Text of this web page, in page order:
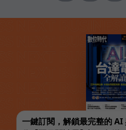
一鍵訂閱，解鎖最完整的